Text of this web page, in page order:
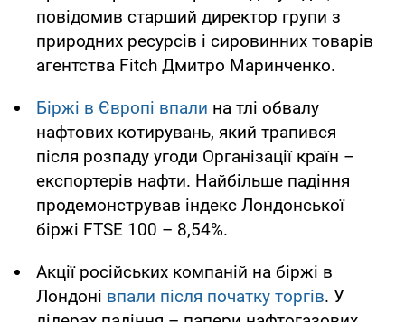
повідомив старший директор групи з
природних ресурсів і сировинних товарів
агентства Fitch Дмитро Маринченко.
Біржі в Європі впали на тлі обвалу
нафтових котирувань, який трапився
після розпаду угоди Організації країн –
експортерів нафти. Найбільше падіння
продемонстрував індекс Лондонської
біржі FTSE 100 – 8,54%.
Акції російських компаній на біржі в
Лондоні впали після початку торгів. У